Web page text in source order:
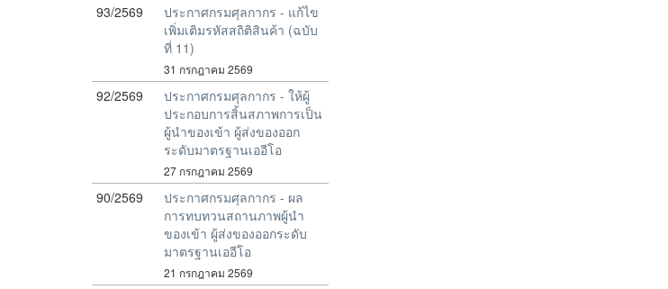
93/2569
ประกาศกรมศุลกากร - แก้ไข
เพิ่มเติมรหัสสถิติสินค้า (ฉบับ
ที่ 11)
31 กรกฎาคม 2569
92/2569
ประกาศกรมศุลกากร - ให้ผู้
ประกอบการสิ้นสภาพการเป็น
ผู้นำของเข้า ผู้ส่งของออก
ระดับมาตรฐานเออีโอ
27 กรกฎาคม 2569
90/2569
ประกาศกรมศุลกากร - ผล
การทบทวนสถานภาพผู้นำ
ของเข้า ผู้ส่งของออกระดับ
มาตรฐานเออีโอ
21 กรกฎาคม 2569